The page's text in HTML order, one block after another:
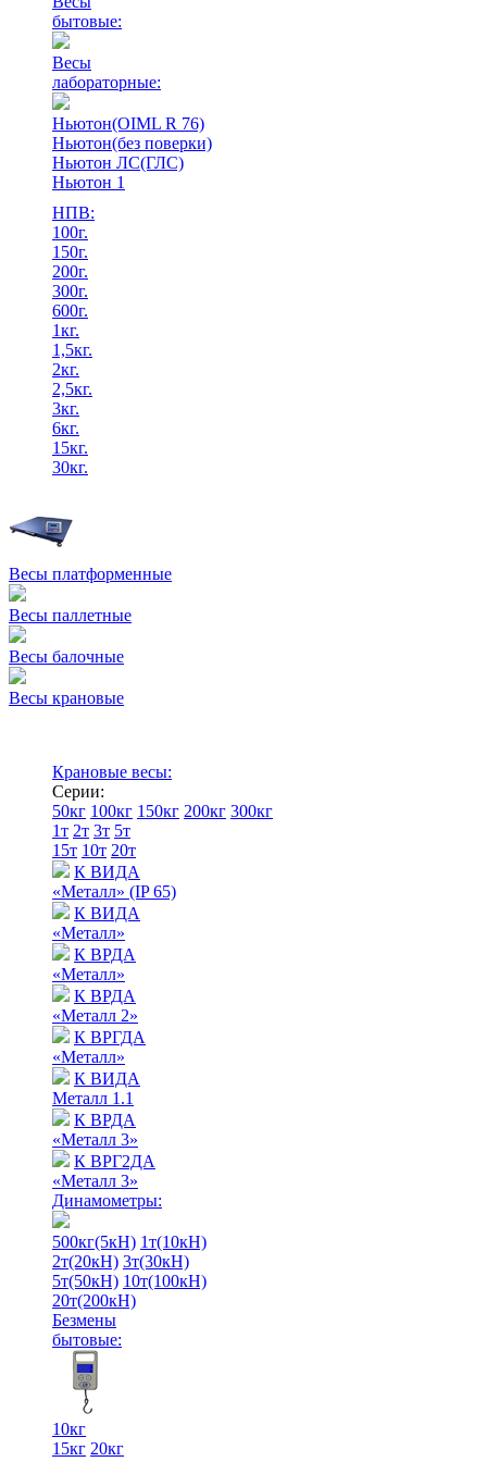
бытовые:
Весы
лабораторные:
Ньютон(OIML R 76)
Ньютон(без поверки)
Ньютон ЛС(ГЛС)
Ньютон 1
НПВ:
100г.
150г.
200г.
300г.
600г.
1кг.
1,5кг.
2кг.
2,5кг.
3кг.
6кг.
15кг.
30кг.
Весы платформенные
Весы паллетные
Весы балочные
Весы крановые
Крановые весы:
Серии:
50кг 100кг 150кг 200кг 300кг
1т 2т 3т 5т
15т 10т 20т
К ВИДА
«Металл» (IP 65)
К ВИДА
«Металл»
К ВРДА
«Металл»
К ВРДА
«Металл 2»
К ВРГДА
«Металл»
К ВИДА
Металл 1.1
К ВРДА
«Металл 3»
К ВРГ2ДА
«Металл 3»
Динамометры:
500кг(5кН) 1т(10кН)
2т(20кН) 3т(30кН)
5т(50кН) 10т(100кН)
20т(200кН)
Безмены
бытовые:
10кг
15кг 20кг